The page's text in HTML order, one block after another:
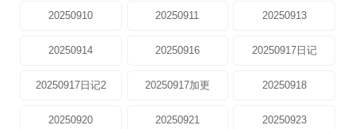
20250910 20250911 20250913
20250914 20250916 20250917日记
20250917日记2 20250917加更 20250918
20250920 20250921 20250923